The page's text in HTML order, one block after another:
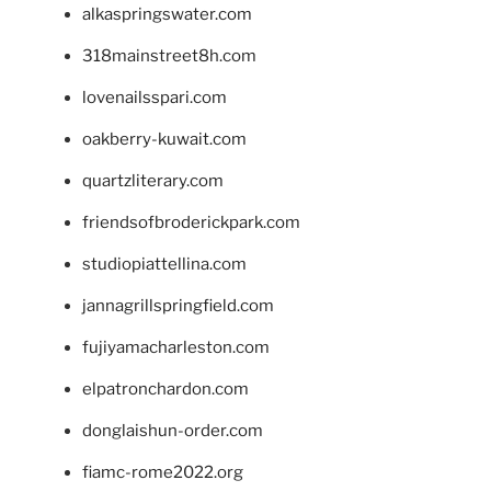
alkaspringswater.com
318mainstreet8h.com
lovenailsspari.com
oakberry-kuwait.com
quartzliterary.com
friendsofbroderickpark.com
studiopiattellina.com
jannagrillspringfield.com
fujiyamacharleston.com
elpatronchardon.com
donglaishun-order.com
fiamc-rome2022.org